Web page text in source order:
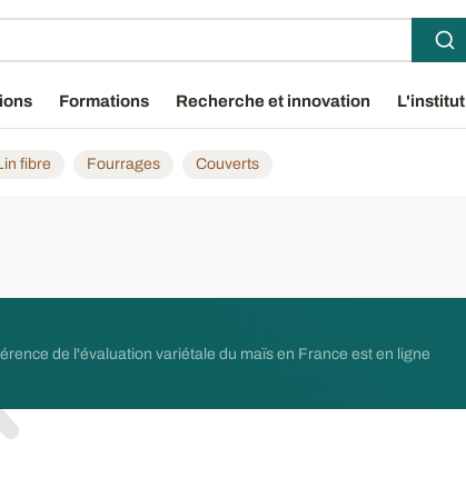
Formations Recherche et innovation L'institut
fibre Fourrages Couverts
de l'évaluation variétale du maïs en France est en ligne